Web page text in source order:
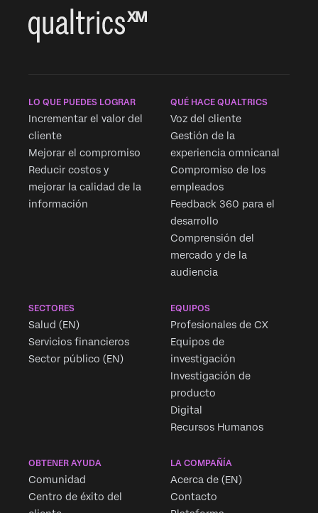
LO QUE PUEDES LOGRAR
Incrementar el valor del
cliente
Mejorar el compromiso
Reducir costos y
mejorar la calidad de la
información
QUÉ HACE QUALTRICS
Voz del cliente
Gestión de la
experiencia omnicanal
Compromiso de los
empleados
Feedback 360 para el
desarrollo
Comprensión del
mercado y de la
audiencia
SECTORES
Salud (EN)
Servicios financieros
Sector público (EN)
EQUIPOS
Profesionales de CX
Equipos de
investigación
Investigación de
producto
Digital
Recursos Humanos
OBTENER AYUDA
Comunidad
Centro de éxito del
LA COMPAÑÍA
Acerca de (EN)
Contacto